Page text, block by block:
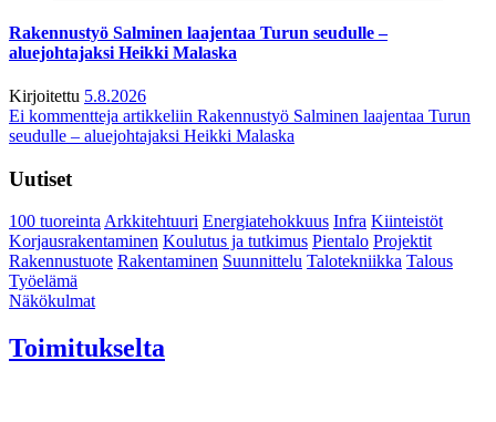
Rakennustyö Salminen laajentaa Turun seudulle –
aluejohtajaksi Heikki Malaska
Kirjoitettu 5.8.2026
Ei kommentteja artikkeliin Rakennustyö Salminen laajentaa Turun
seudulle – aluejohtajaksi Heikki Malaska
Uutiset
100 tuoreintaArkkitehtuuri Energiatehokkuus Infra Kiinteistöt
Korjausrakentaminen Koulutus ja tutkimus Pientalo Projektit
Rakennustuote Rakentaminen Suunnittelu Talotekniikka Talous
Työelämä
Näkökulmat
Toimitukselta